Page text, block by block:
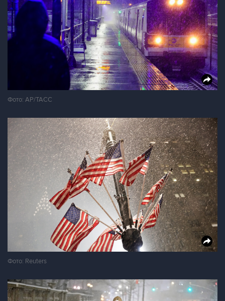
Фото: AP/ТАСС
Фото: Reuters